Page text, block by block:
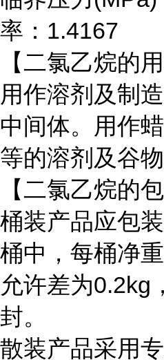
率：1.4167
【二氯乙烷的用
用作溶剂及制
中间体。用作
等的溶剂及谷物
【二氯乙烷的
桶装产品应包
桶中，每桶净
允许差为0.2kg
封。
散装产品采用